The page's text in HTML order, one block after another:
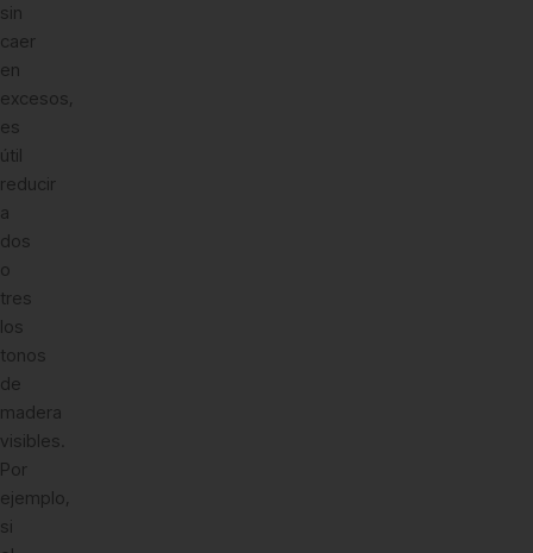
sin
caer
en
excesos,
es
útil
reducir
a
dos
o
tres
los
tonos
de
madera
visibles.
Por
ejemplo,
si